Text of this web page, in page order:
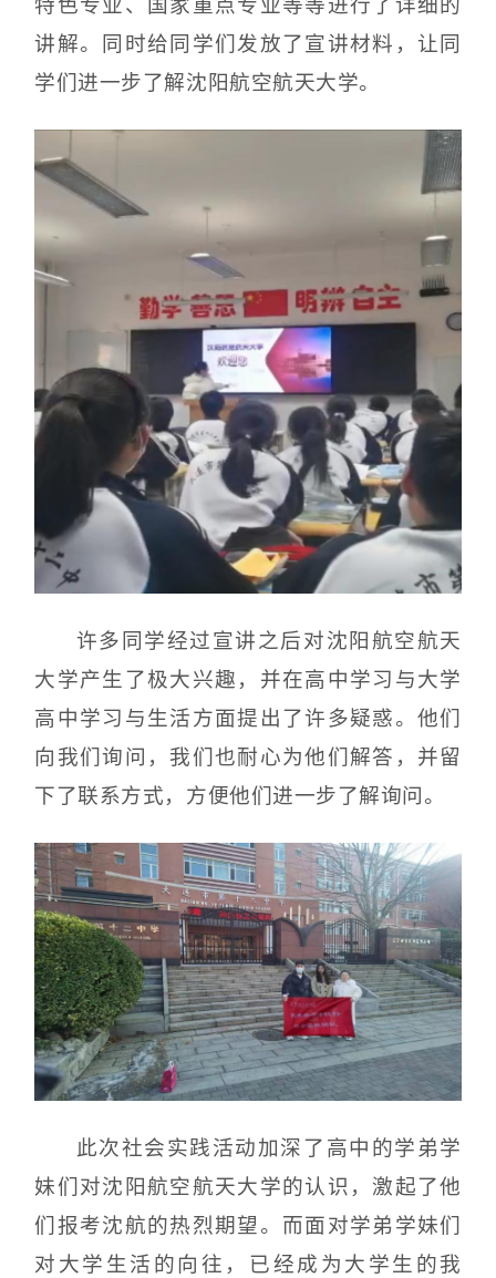
讲解。同时给同学们发放了宣讲材料，让同
学们进一步了解沈阳航空航天大学。
许多同学经过宣讲之后对沈阳航空航天
大学产生了极大兴趣，并在高中学习与大学
高中学习与生活方面提出了许多疑惑。他们
向我们询问，我们也耐心为他们解答，并留
下了联系方式，方便他们进一步了解询问。
此次社会实践活动加深了高中的学弟学
妹们对沈阳航空航天大学的认识，激起了他
们报考沈航的热烈期望。而面对学弟学妹们
对大学生活的向往，已经成为大学生的我